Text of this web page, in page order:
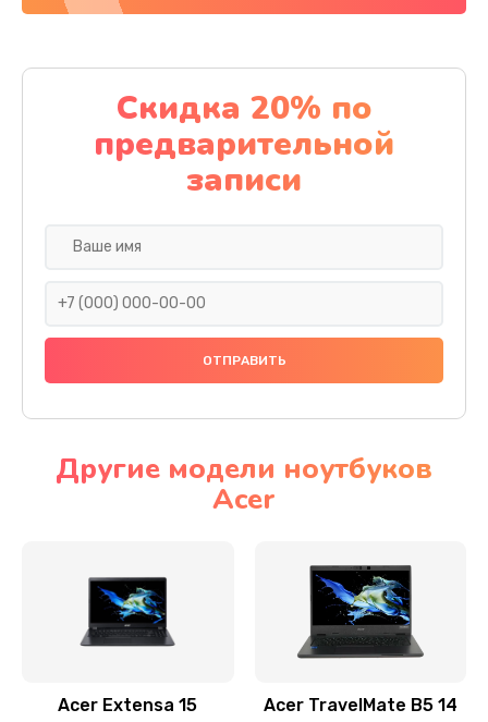
Заказать
Чистка от пыли
1060 руб.
Заказать
Ремонт подсветки
Настройка BIOS
Замена видеочипа
Заказать
Скидка 20% по
предварительной
записи
Другие модели ноутбуков
Acer
Acer Extensa 15 Acer TravelMate B5 14